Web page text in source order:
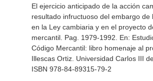
El ejercicio anticipado de la acción
resultado infructuoso del embargo de
en la Ley cambiaria y en el proyecto
mercantil. Pag. 1979-1992. En:
Código Mercantil: libro homenaje al
Illescas Ortiz. Universidad Carlos III
ISBN 978-84-89315-79-2